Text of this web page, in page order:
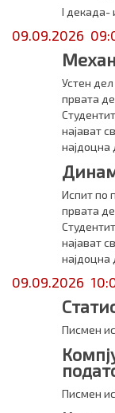
I декада-
09.09.2026
Устен
првата
најават
најдоцна
Испит по
првата
најават
најдоцна
09.09.2026
Писмен
Писмен